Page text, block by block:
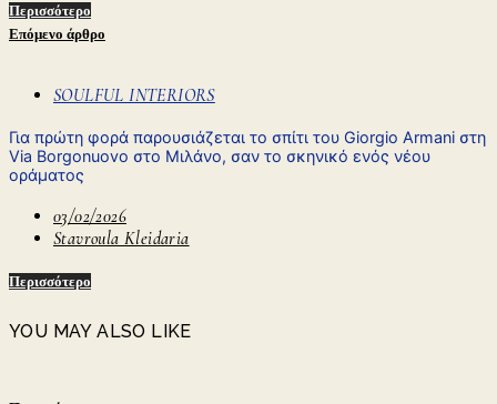
Περισσότερο
Επόμενο άρθρο
SOULFUL INTERIORS
Για πρώτη φορά παρουσιάζεται το σπίτι του Giorgio Armani στη
Via Borgonuovo στο Μιλάνο, σαν το σκηνικό ενός νέου
οράματος
03/02/2026
Stavroula Kleidaria
Περισσότερο
YOU MAY ALSO LIKE